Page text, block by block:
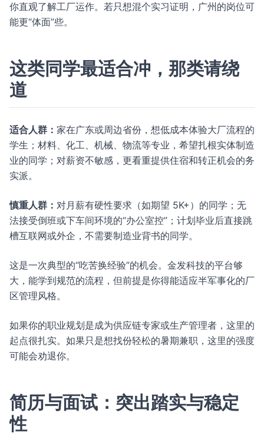
你直观了解工厂运作。若只想混个实习证明，广州的岗位可
能更“体面”些。
这类同学最适合冲，那类请绕
道
适合人群： 家在广东或周边省份，想低成本体验大厂流程的
学生；材料、化工、机械、物流等专业，希望扎根实体制造
业的同学；对薪资不敏感，更看重提供住宿和转正机会的务
实派。
慎重人群： 对月薪有硬性要求（如期望 5K+）的同学；无
法接受倒班或下车间环境的“办公室控”；计划毕业后直接跳
槽互联网或外企，不需要制造业背书的同学。
这是一次典型的“吃苦换经验”的机会。金发科技的平台够
大，能学到规范的流程，但前提是你得能适应半军事化的厂
区管理风格。
如果你的职业规划是成为供应链专家或生产管理者，这里的
起点很扎实。如果只是想找份轻松的暑期兼职，这里的强度
可能会劝退你。
简历与面试：突出踏实与稳定
性